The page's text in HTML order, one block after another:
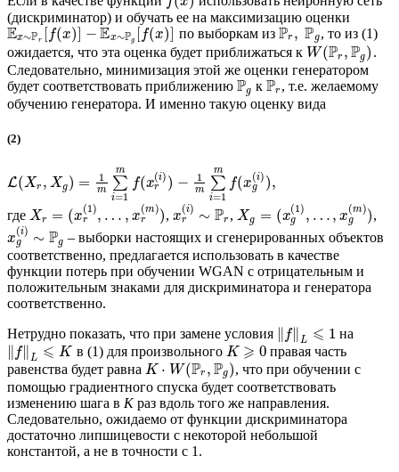
(дискриминатор) и обучать ее на максимизацию оценки
Ex∼Pr [f(x)] − Ex∼Pg [f(x)] по выборкам из Pr , Pg, то из (1)
ожидается, что эта оценка будет приближаться к W(Pr , Pg) .
Следовательно, минимизация этой же оценки генератором
будет соответствовать приближению Pg кPr , т.е. желаемому
обучению генератора. И именно такую оценку вида
(2)
L(Xr , Xg ) = 1
m ∑
i=1
m
f(x
(i)
r ) − 1
m ∑
i=1
m
f(x
(i)
g ),
где Xr = (x
(1)
r , … , x
(m)
r ), x
(i)
r ∼ Pr , Xg = (x
(1)
g , … , x
(m)
g ),
x
(i)
g ∼ Pg – выборки настоящих и сгенерированных объектов
соответственно, предлагается использовать в качестве
функции потерь при обучении WGAN с отрицательным и
положительным знаками для дискриминатора и генератора
соответственно.
Нетрудно показать, что при замене условия ∥ f∥L ⩽ 1 на
∥ f∥L ⩽ K в (1) для произвольного K ⩾ 0правая часть
равенства будет равна K ⋅ W(Pr , Pg), что при обучении с
помощью градиентного спуска будет соответствовать
изменению шага в Kраз вдоль того же направления.
Следовательно, ожидаемо от функции дискриминатора
достаточно липшицевости с некоторой небольшой
константой, а не в точности с 1.